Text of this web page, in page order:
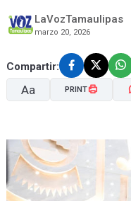
LaVozTamaulipas
marzo 20, 2026
Compartir:
Aa
A-
PRINT